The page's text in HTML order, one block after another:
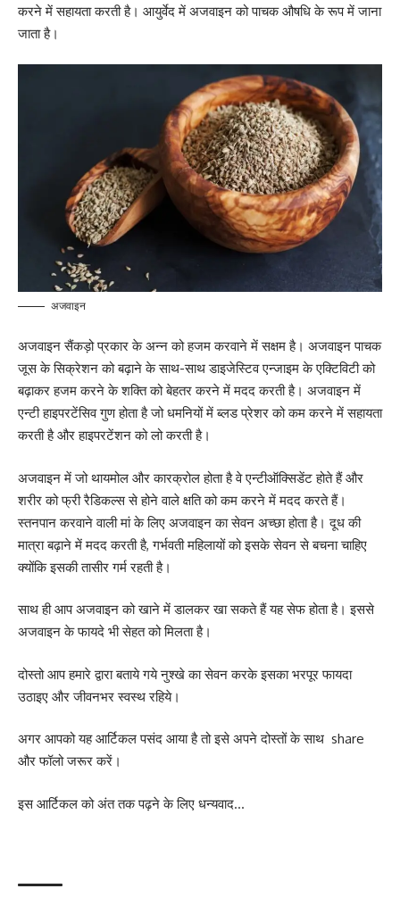
करने में सहायता करती है। आयुर्वेद में अजवाइन को पाचक औषधि के रूप में जाना
जाता है।
अजवाइन
अजवाइन सैंकड़ो प्रकार के अन्न को हजम करवाने में सक्षम है। अजवाइन पाचक
जूस के सिक्रेशन को बढ़ाने के साथ-साथ डाइजेस्टिव एन्जाइम के एक्टिविटी को
बढ़ाकर हजम करने के शक्ति को बेहतर करने में मदद करती है। अजवाइन में
एन्टी हाइपरटेंसिव गुण होता है जो धमनियों में ब्लड प्रेशर को कम करने में सहायता
करती है और हाइपरटेंशन को लो करती है।
अजवाइन में जो थायमोल और कारक्रोल होता है वे एन्टीऑक्सिडेंट होते हैं और
शरीर को फ्री रैडिकल्स से होने वाले क्षति को कम करने में मदद करते हैं।
स्तनपान करवाने वाली मां के लिए अजवाइन का सेवन अच्छा होता है। दूध की
मात्रा बढ़ाने में मदद करती है, गर्भवती महिलायों को इसके सेवन से बचना चाहिए
क्योंकि इसकी तासीर गर्म रहती है।
साथ ही आप अजवाइन को खाने में डालकर खा सकते हैं यह सेफ होता है। इससे
अजवाइन के फायदे भी सेहत को मिलता है।
दोस्तो आप हमारे द्वारा बताये गये नुश्खे का सेवन करके इसका भरपूर फायदा
उठाइए और जीवनभर स्वस्थ रहिये।
अगर आपको यह आर्टिकल पसंद आया है तो इसे अपने दोस्तों के साथ share
और फॉलो जरूर करें।
इस आर्टिकल को अंत तक पढ़ने के लिए धन्यवाद…